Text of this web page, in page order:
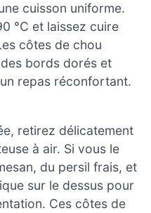
cuisson uniforme.
°C et laissez cuire
côtes de chou
bords dorés et
repas réconfortant.
retirez délicatement
à air. Si vous le
du persil frais, et
sur le dessus pour
Ces côtes de